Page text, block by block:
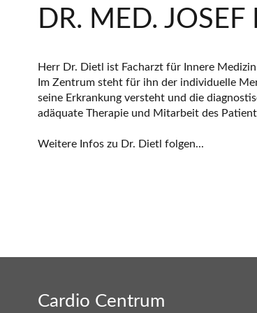
DR. MED. JOSEF
Herr Dr. Dietl ist Facharzt für Innere
Im Zentrum steht für ihn der individuelle
seine Erkrankung versteht und die
adäquate Therapie und Mitarbeit des
Weitere Infos zu Dr. Dietl folgen...
Cardio Centrum